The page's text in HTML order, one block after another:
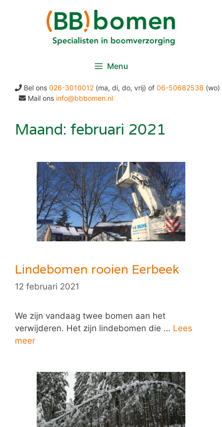
Menu
Bel ons 026-3010012 (ma, di, do, vrij) of 06-50682538 (wo)
Mail ons info@bbbomen.nl
Maand: februari 2021
Lindebomen rooien Eerbeek
12 februari 2021
We zijn vandaag twee bomen aan het
verwijderen. Het zijn lindebomen die … Lees
meer